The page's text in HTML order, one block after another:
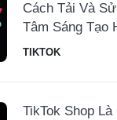
Cách Tải Và
Tâm Sáng Tạo
TIKTOK
TikTok Shop